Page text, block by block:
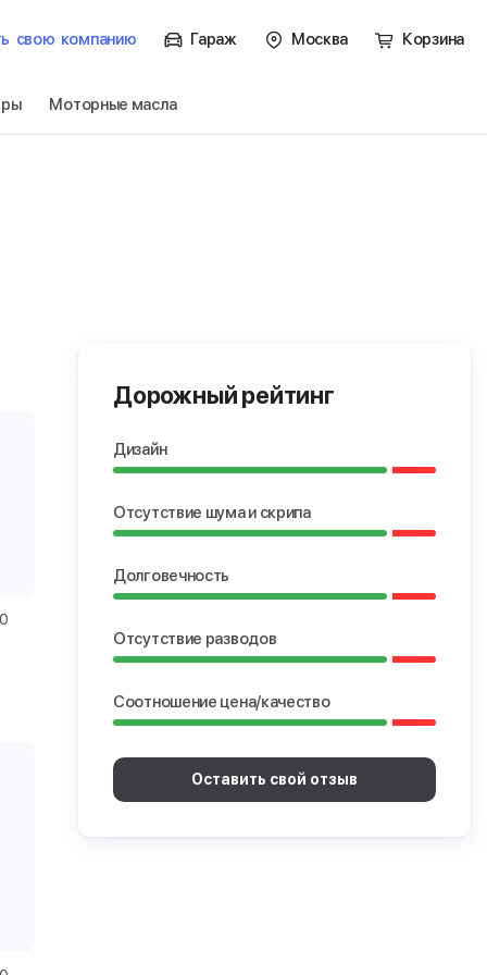
свою компанию Гараж Москва Корзина
Моторные масла
0
Дорожный рейтинг
Дизайн
Отсутствие шума и скрипа
Долговечность
Отсутствие разводов
Соотношение цена/качество
Оставить свой отзыв